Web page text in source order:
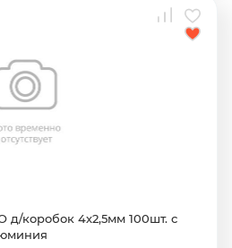
д/коробок 4х2,5мм 100шт. с